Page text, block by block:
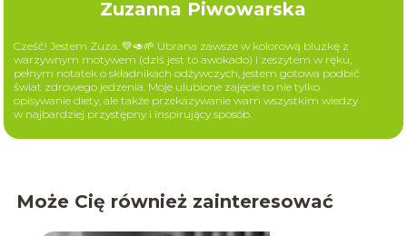
Zuzanna Piwowarska
Cześć! Jestem Zuza. 💚🥑🌱 Ubrana zawsze w kolorową bluzkę z
warzywnym motywem (dziś jest to awokado) i zeszytem w ręku,
pełnym notatek o składnikach odżywczych, jestem gotowa podbić
świat zdrowego jedzenia. Moje ulubione zajęcie to nie tylko
opisywanie diety, ale także przekazywanie wam wszystkim wiedzy
w najbardziej przystępny i inspirujący sposób.
Może Cię również zainteresować